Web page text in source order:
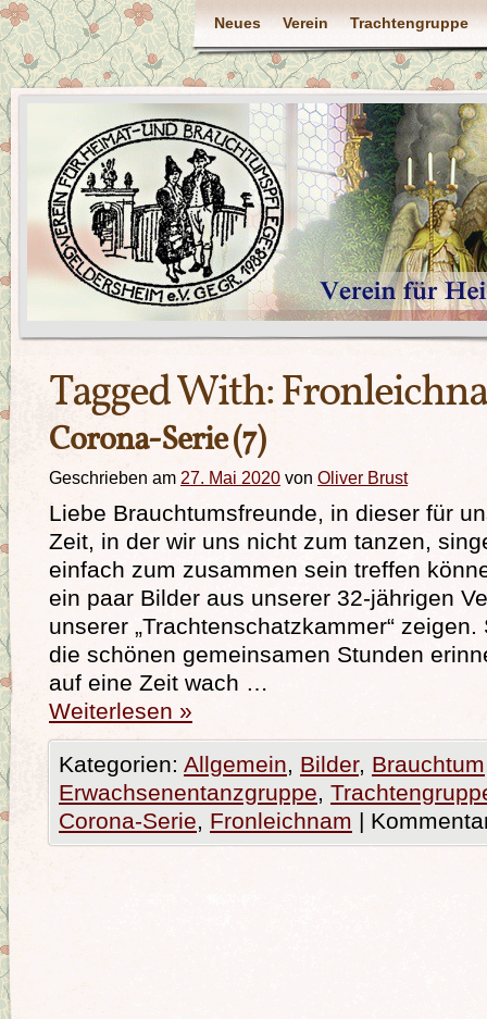
Neues Verein Trachtengruppe
Tagged With:
Corona-Serie (7)
Geschrieben am 27. Mai 2020 von Oliver Brust
Liebe Brauchtumsfreunde, in dieser für
Zeit, in der wir uns nicht zum tanzen,
einfach zum zusammen sein treffen
ein paar Bilder aus unserer 32-jährigen
unserer „Trachtenschatzkammer“
die schönen gemeinsamen Stunden
auf eine Zeit wach …
Weiterlesen »
Kategorien: Allgemein, Bilder, Brauchtum
Erwachsenentanzgruppe,
Corona-Serie, Fronleichnam |